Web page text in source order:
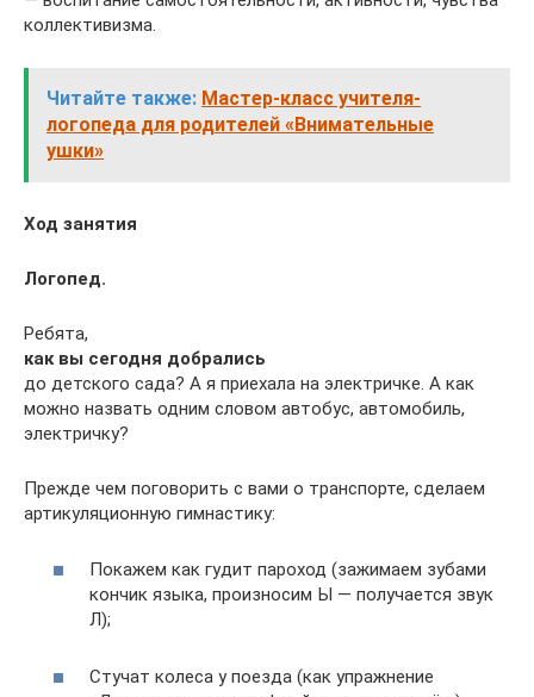
коллективизма.
Читайте также: Мастер-класс учителя-
логопеда для родителей «Внимательные
ушки»
Ход занятия
Логопед.
Ребята,
как вы сегодня добрались
до детского сада? А я приехала на электричке. А как
можно назвать одним словом автобус, автомобиль,
электричку?
Прежде чем поговорить с вами о транспорте, сделаем
артикуляционную гимнастику:
Покажем как гудит пароход (зажимаем зубами
кончик языка, произносим Ы — получается звук
Л);
Стучат колеса у поезда (как упражнение